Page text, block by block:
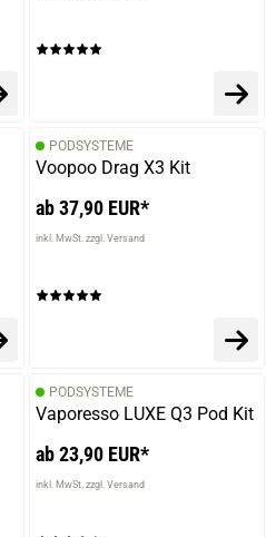
PODSYSTEME
Voopoo Drag X3 Kit
ab 37,90 EUR*
inkl. MwSt. zzgl. Versand
PODSYSTEME
Vaporesso LUXE Q3 Pod Kit
ab 23,90 EUR*
inkl. MwSt. zzgl. Versand